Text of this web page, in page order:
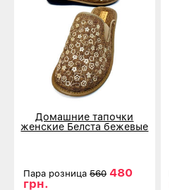
Домашние тапочки
женские Белста бежевые
Пара розница 560 480
грн.